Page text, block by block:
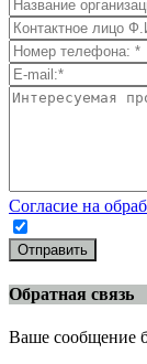
Согласие на
Отправить
Обратная связь
Ваше сообщение